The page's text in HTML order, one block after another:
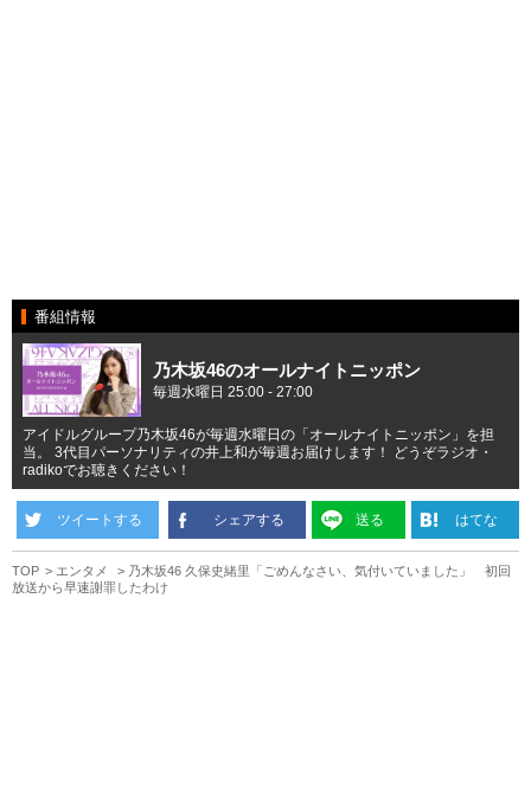
番組情報
乃木坂46のオールナイトニッポン
毎週水曜日 25:00 - 27:00
アイドルグループ乃木坂46が毎週水曜日の「オールナイトニッポン」を担
当。 3代目パーソナリティの井上和が毎週お届けします！ どうぞラジオ・
radikoでお聴きください！
ツイートする シェアする 送る はてな
TOP エンタメ
乃木坂46 久保史緒里「ごめんなさい、気付いていました」 初回
放送から早速謝罪したわけ